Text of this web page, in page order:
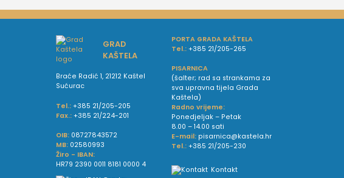
GRAD
KAŠTELA
Braće Radić 1, 21212 Kaštel
Sućurac
Tel.: +385 21/205-205
Fax.: +385 21/224-201
OIB: 08727843572
MB: 02580993
Žiro - IBAN:
HR79 2390 0011 8181 0000 4
PORTA GRADA KAŠTELA
Tel.: +385 21/205-265
PISARNICA
(šalter; rad sa strankama za
sva upravna tijela Grada
Kaštela)
Radno vrijeme:
Ponedjeljak – Petak
8.00 – 14.00 sati
E-mail: pisarnica@kastela.hr
Tel.: +385 21/205-230
Kontakt